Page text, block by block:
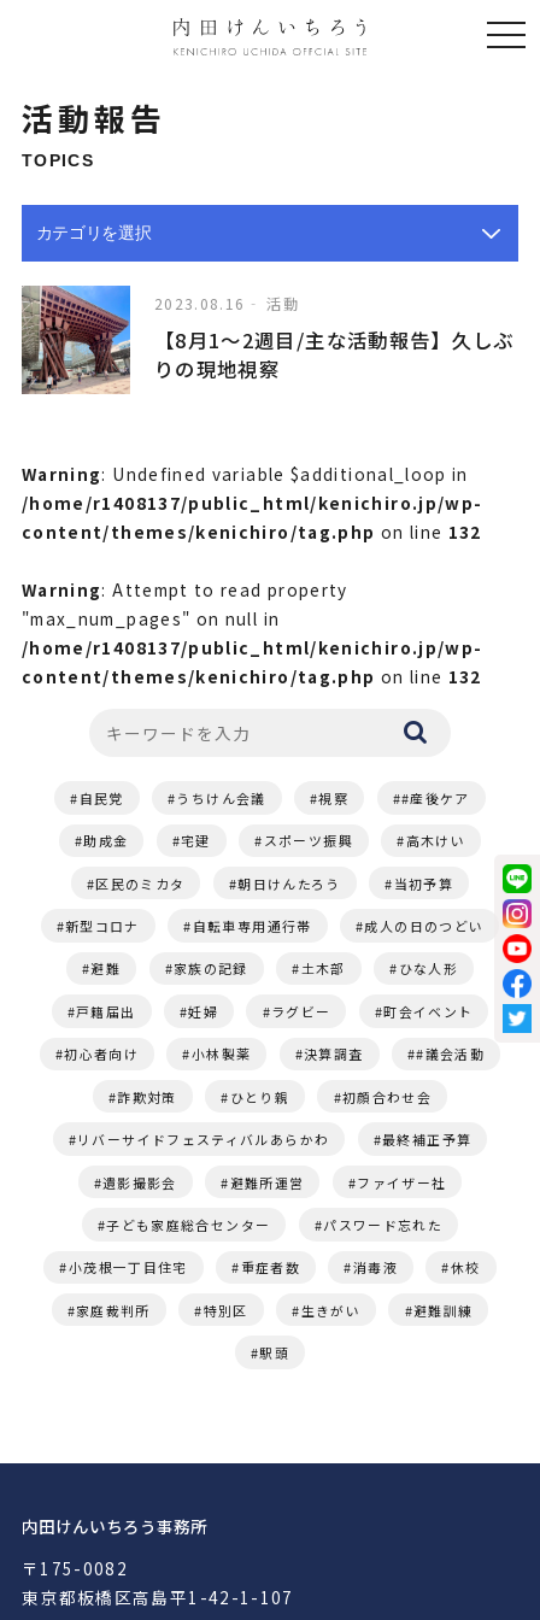
活動報告
TOPICS
2023.08.16 活動
【8月1〜2週目/主な活動報告】久しぶ
りの現地視察
Warning: Undefined variable $additional_loop in
/home/r1408137/public_html/kenichiro.jp/wp-
content/themes/kenichiro/tag.php on line 132
Warning: Attempt to read property
"max_num_pages" on null in
/home/r1408137/public_html/kenichiro.jp/wp-
content/themes/kenichiro/tag.php on line 132
自民党 うちけん会議 視察 #産後ケア
助成金 宅建 スポーツ振興 高木けい
区民のミカタ 朝日けんたろう 当初予算
新型コロナ 自転車専用通行帯 成人の日のつどい
避難 家族の記録 土木部 ひな人形
戸籍届出 妊婦 ラグビー 町会イベント
初心者向け 小林製薬 決算調査 #議会活動
詐欺対策 ひとり親 初顔合わせ会
リバーサイドフェスティバルあらかわ 最終補正予算
遺影撮影会 避難所運営 ファイザー社
子ども家庭総合センター パスワード忘れた
小茂根一丁目住宅 重症者数 消毒液 休校
家庭裁判所 特別区 生きがい 避難訓練
駅頭
内田けんいちろう事務所
〒175-0082
東京都板橋区高島平1-42-1-107